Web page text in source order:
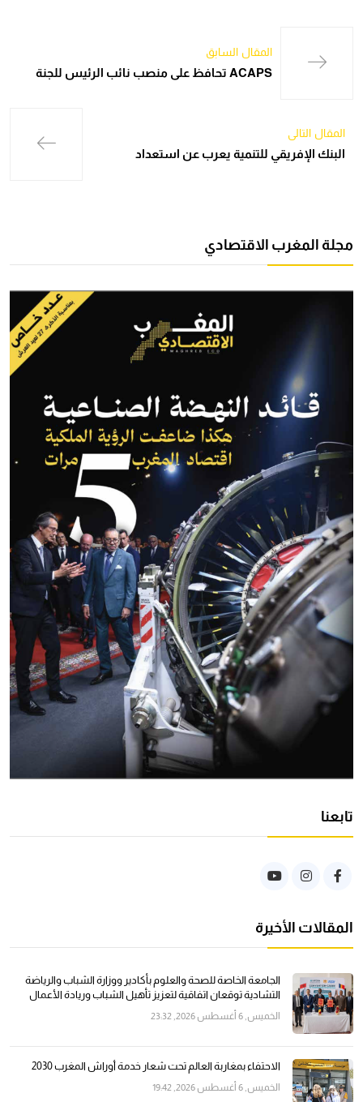
المقال السابق
ACAPS تحافظ على منصب نائب الرئيس للجنة
المقال التالي
البنك الإفريقي للتنمية يعرب عن استعداد
مجلة المغرب الاقتصادي
تابعنا
المقالات الأخيرة
الجامعة الخاصة للصحة والعلوم بأكادير ووزارة الشباب والرياضة
التشادية توقعان اتفاقية لتعزيز تأهيل الشباب وريادة الأعمال
الخميس, 6 أغسطس 2026, 23:32
الاحتفاء بمغاربة العالم تحت شعار خدمة أوراش المغرب 2030
الخميس, 6 أغسطس 2026, 19:42